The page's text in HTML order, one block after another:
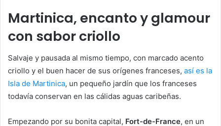
Martinica, encanto y glamour
con sabor criollo
Salvaje y pausada al mismo tiempo, con marcado acento
criollo y el buen hacer de sus orígenes franceses, así es la
Isla de Martinica, un pequeño jardín que los franceses
todavía conservan en las cálidas aguas caribeñas.
Empezando por su bonita capital, Fort-de-France, en un